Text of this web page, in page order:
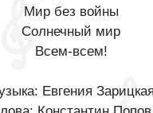
Мир без войны
Солнечный мир
Всем-всем!
Евгения Зарицкая